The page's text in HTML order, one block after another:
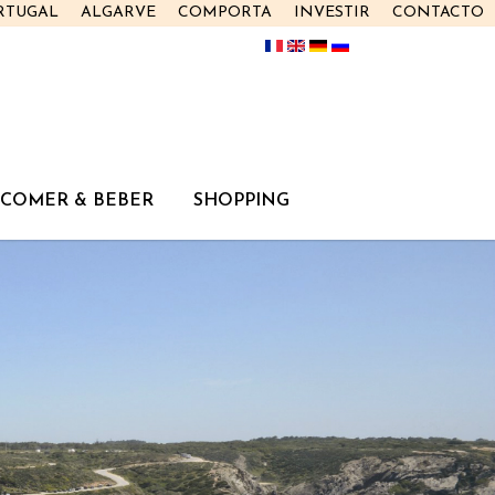
CONTACTO
INVESTIR
COMPORTA
ALGARVE
COMER & BEBER SHOPPING